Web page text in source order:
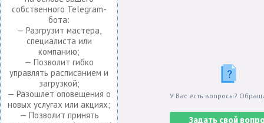
собственного Telegram-
бота:
— Разгрузит мастера,
специалиста или
компанию;
— Позволит гибко
управлять расписанием и
загрузкой;
— Разошлет оповещения о
новых услугах или акциях;
— Позволит принять
У Вас есть вопросы?
Задать свой